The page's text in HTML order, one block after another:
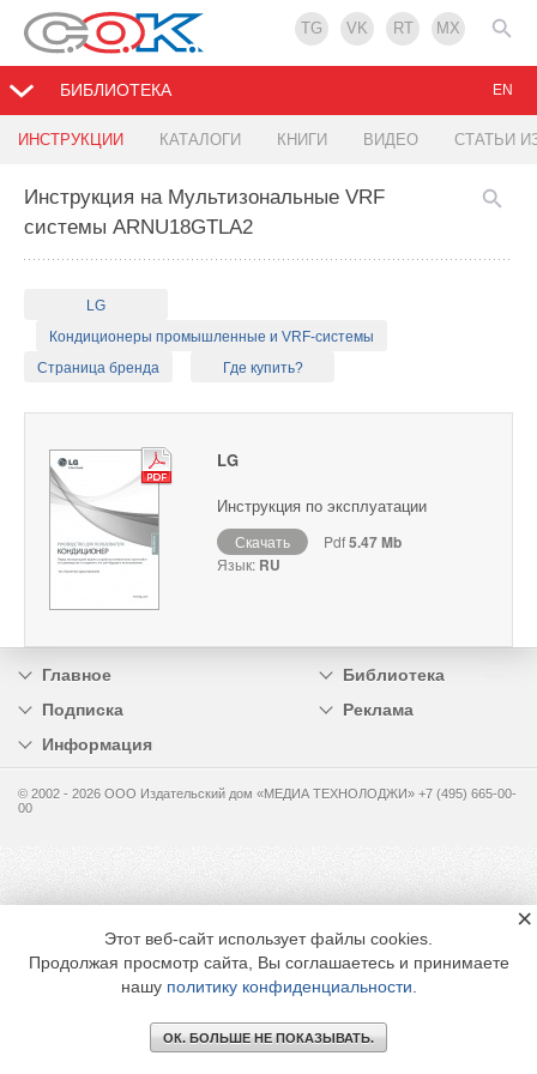
TG VK RT MX
БИБЛИОТЕКА
ИНСТРУКЦИИ КАТАЛОГИ КНИГИ ВИДЕО СТАТЬИ
EN
Инструкция на Мультизональные VRF
системы ARNU18GTLA2
LG
Кондиционеры промышленные и VRF-системы
Страница бренда
Где купить?
LG
Инструкция по эксплуатации
Скачать Pdf5.47 Mb
Язык: RU
Главное
Библиотека
Подписка
Реклама
Информация
© 2002 - 2026 OOO Издательский дом «МЕДИА ТЕХНОЛОДЖИ» +7 (495) 665-00-
00
Этот веб-сайт использует файлы cookies.
Продолжая просмотр сайта, Вы соглашаетесь и принимаете
нашу политику конфиденциальности
ОК. БОЛЬШЕ НЕ ПОКАЗЫВАТЬ.
×